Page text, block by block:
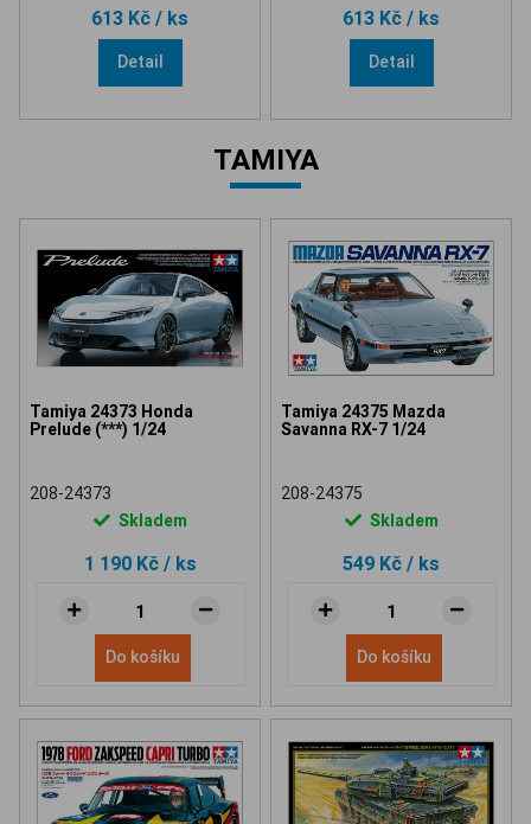
613 Kč / ks
Detail
613 Kč / ks
Detail
TAMIYA
Tamiya 24373 Honda
Prelude (***) 1/24
208-24373
Skladem
1 190 Kč / ks
Do košíku
Tamiya 24375 Mazda
Savanna RX-7 1/24
208-24375
Skladem
549 Kč / ks
Do košíku